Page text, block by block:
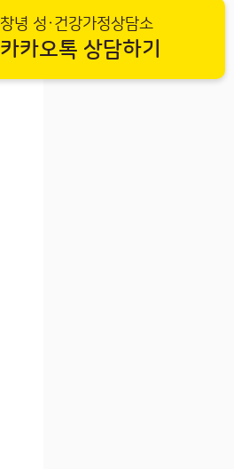
창녕 성·건강가정상담소
카카오톡 상담하기